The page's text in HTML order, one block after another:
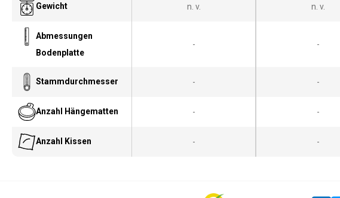
Gewicht n. v. n. v.
Abmessungen
Bodenplatte
- -
Stammdurchmesser - -
Anzahl Hängematten - -
Anzahl Kissen - -